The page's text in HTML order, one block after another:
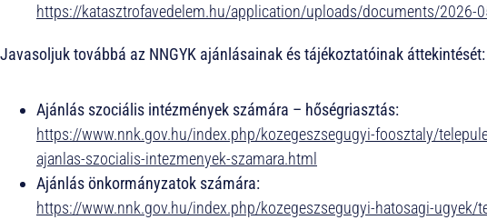
https://katasztrofavedelem.hu/application/uploads/documents/2026-
Javasoljuk továbbá az NNGYK ajánlásainak és tájékoztatóinak áttekintését:
Ajánlás szociális intézmények számára – hőségriasztás:
https://www.nnk.gov.hu/index.php/kozegeszsegugyi-foosztaly/
ajanlas-szocialis-intezmenyek-szamara.html
Ajánlás önkormányzatok számára:
https://www.nnk.gov.hu/index.php/kozegeszsegugyi-hatosagi-ugyek/